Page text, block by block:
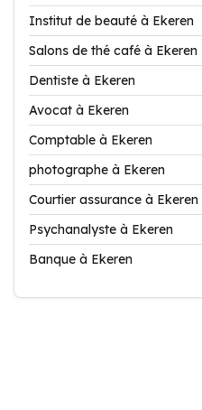
Institut de beauté à Ekeren
Salons de thé café à Ekeren
Dentiste à Ekeren
Avocat à Ekeren
Comptable à Ekeren
photographe à Ekeren
Courtier assurance à Ekeren
Psychanalyste à Ekeren
Banque à Ekeren